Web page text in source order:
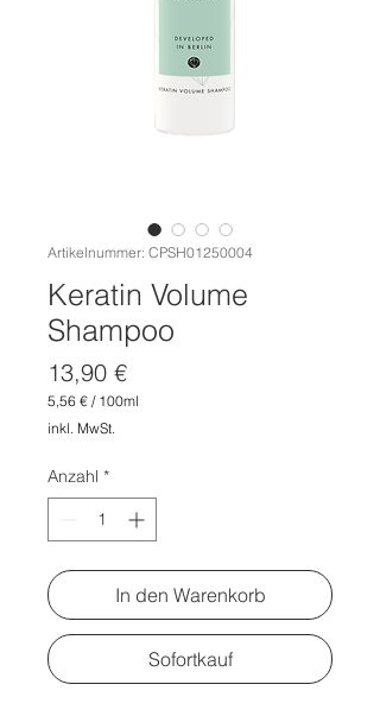
Artikelnummer: CPSH01250004
Keratin Volume
Shampoo
13,90 €Preis
5,56 € / 100ml
5,56 €
pro
Milliliter
inkl. MwSt.
Anzahl *
In den Warenkorb
Sofortkauf